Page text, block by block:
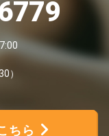
）
ちら